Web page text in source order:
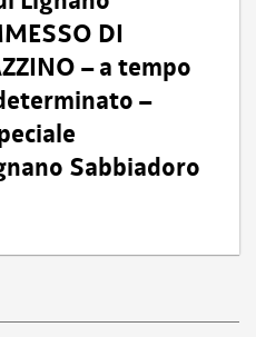
DI
– a tempo
–
Sabbiadoro